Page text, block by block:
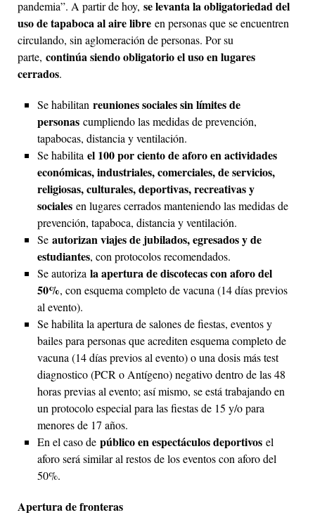
pandemia”. A partir de hoy, se levanta la obligatoriedad del
uso de tapaboca al aire libre en personas que se encuentren
circulando, sin aglomeración de personas. Por su
parte, continúa siendo obligatorio el uso en lugares
cerrados.
Se habilitan reuniones sociales sin límites de
personas cumpliendo las medidas de prevención,
tapabocas, distancia y ventilación.
Se habilita el 100 por ciento de aforo en actividades
económicas, industriales, comerciales, de servicios,
religiosas, culturales, deportivas, recreativas y
sociales en lugares cerrados manteniendo las medidas de
prevención, tapaboca, distancia y ventilación.
Se autorizan viajes de jubilados, egresados y de
estudiantes, con protocolos recomendados.
Se autoriza la apertura de discotecas con aforo del
50%, con esquema completo de vacuna (14 días previos
al evento).
Se habilita la apertura de salones de fiestas, eventos y
bailes para personas que acrediten esquema completo de
vacuna (14 días previos al evento) o una dosis más test
diagnostico (PCR o Antígeno) negativo dentro de las 48
horas previas al evento; así mismo, se está trabajando en
un protocolo especial para las fiestas de 15 y/o para
menores de 17 años.
En el caso de público en espectáculos deportivos el
aforo será similar al restos de los eventos con aforo del
50%.
Apertura de fronteras